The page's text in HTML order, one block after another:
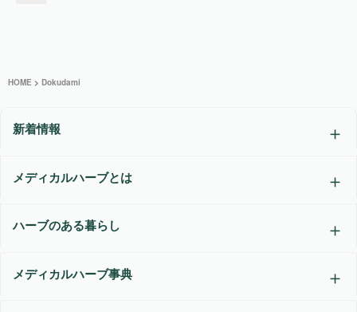
HOME > Dokudami
新着情報
メディカルハーブとは
ハーブのある暮らし
メディカルハーブ事典